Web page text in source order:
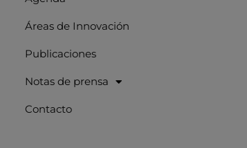
Áreas de Innovación
Publicaciones
Notas de prensa
Contacto